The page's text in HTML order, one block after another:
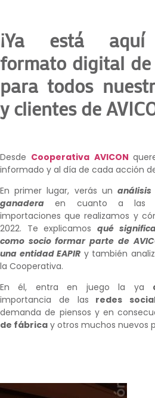
¡Ya está aquí
formato digital
para todos
y clientes de
Desde Cooperativa AVICON
informado y al día de cada acción
En primer lugar, verás un
ganadera en cuanto a las
importaciones que realizamos y
2022. Te explicamosqué
como socio formar parte de
una entidad EAPIR y también
la Cooperativa.
En él, entra en juego la ya
importancia de las redes
demanda de piensos y en
de fábrica y otros muchos nuevos